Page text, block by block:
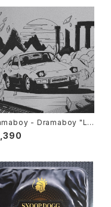
- Dramaboy "L